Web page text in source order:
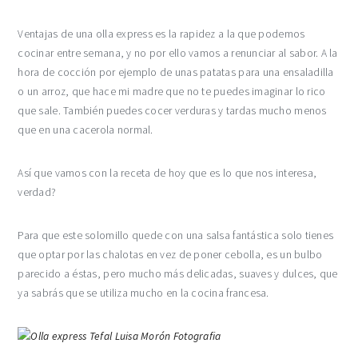
Ventajas de una olla express es la rapidez a la que podemos
cocinar entre semana, y no por ello vamos a renunciar al sabor. A la
hora de cocción por ejemplo de unas patatas para una ensaladilla
o un arroz, que hace mi madre que no te puedes imaginar lo rico
que sale. También puedes cocer verduras y tardas mucho menos
que en una cacerola normal.
Así que vamos con la receta de hoy que es lo que nos interesa,
verdad?
Para que este solomillo quede con una salsa fantástica solo tienes
que optar por las chalotas en vez de poner cebolla, es un bulbo
parecido a éstas, pero mucho más delicadas, suaves y dulces, que
ya sabrás que se utiliza mucho en la cocina francesa.